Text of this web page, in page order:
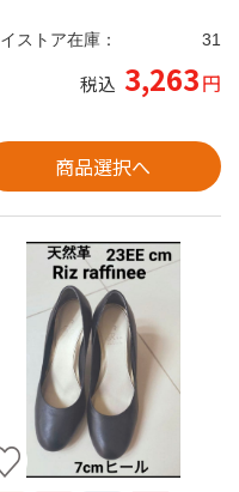
ストア在庫： 31
税込 3,263円
商品選択へ